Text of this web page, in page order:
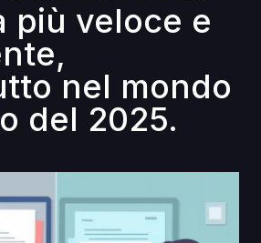
più veloce e
nel mondo
del 2025.